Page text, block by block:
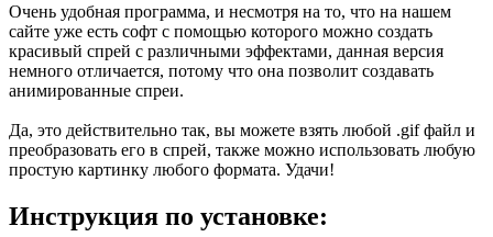
Очень удобная программа, и несмотря на то, что на нашем
сайте уже есть софт с помощью которого можно создать
красивый спрей с различными эффектами, данная версия
немного отличается, потому что она позволит создавать
анимированные спреи.
Да, это действительно так, вы можете взять любой .gif файл и
преобразовать его в спрей, также можно использовать любую
простую картинку любого формата. Удачи!
Инструкция по установке: